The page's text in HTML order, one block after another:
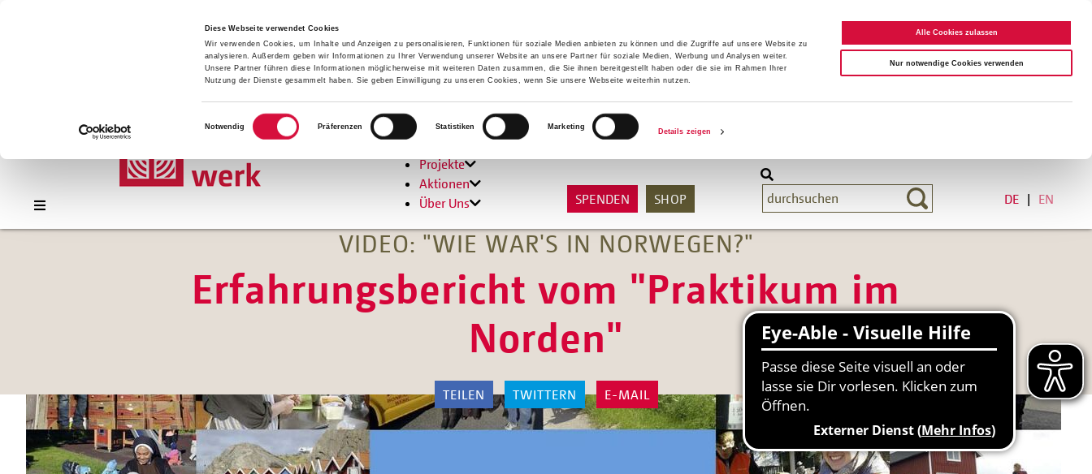
Diese Webseite verwendet Cookies
Wir verwenden Cookies, um Inhalte und Anzeigen zu personalisieren, Funktionen für soziale Medien anbieten zu können und die Zugriffe auf unsere Website zu
analysieren. Außerdem geben wir Informationen zu Ihrer Verwendung unserer Website an unsere Partner für soziale Medien, Werbung und Analysen weiter.
Unsere Partner führen diese Informationen möglicherweise mit weiteren Daten zusammen, die Sie ihnen bereitgestellt haben oder die sie im Rahmen Ihrer
Nutzung der Dienste gesammelt haben. Sie geben Einwilligung zu unseren Cookies, wenn Sie unsere Webseite weiterhin nutzen.
Einwilligungsauswahl
Notwendig
Präferenzen Statistiken Marketing
Details zeigen
Alle Cookies zulassen
Nur notwendige Cookies verwenden
Hilfen
Projekte
Aktionen
Über Uns
SPENDEN SHOP DE EN
VIDEO: "WIE WAR'S IN NORWEGEN?"
Erfahrungsbericht vom "Praktikum im
Norden"
TEILEN TWITTERN E-MAIL